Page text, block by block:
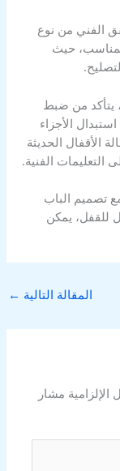
الفني من نوع
حيث
يتأكد من ضبط
الأجزاء
الأقفال الحديثة
التعليمات الفنية.
تصميم الباب
للقفل، يمكن
المقالة التالية ←
الإلزامية مشار